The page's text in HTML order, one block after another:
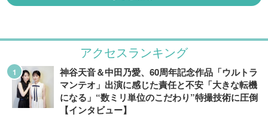
アクセスランキング
神谷天音＆中田乃愛、60周年記念作品「ウルトラ
マンテオ」出演に感じた責任と不安「大きな転機
になる」“数ミリ単位のこだわり”特撮技術に圧倒
【インタビュー】